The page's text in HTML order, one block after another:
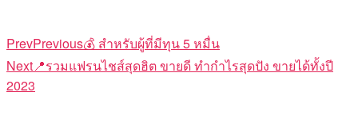
PrevPrevious💰 สำหรับผู้ที่มีทุน 5 หมื่น
Next📍รวมแฟรนไชส์สุดฮิต ขายดี ทำกำไรสุดปัง ขายได้ทั้งปี
2023